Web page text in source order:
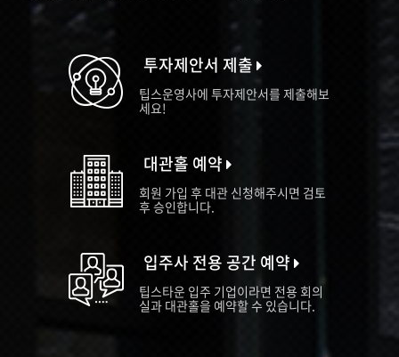
투자제안서 제출
팁스운영사에 투자제안서를 제출해보
세요!
대관홀 예약
회원 가입 후 대관 신청해주시면 검토
후 승인합니다.
입주사 전용 공간 예약
팁스타운 입주 기업이라면 전용 회의
실과 대관홀을 예약할 수 있습니다.